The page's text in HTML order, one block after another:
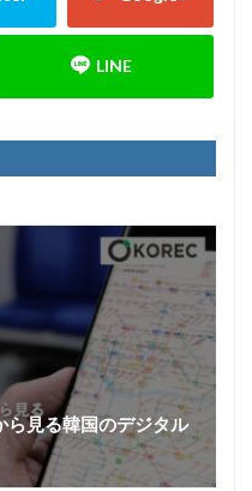
ら見る韓国のデジタル